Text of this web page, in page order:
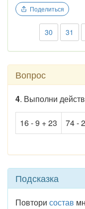
Поделиться
30 31
Вопрос
4. Выполни
16 - 9 + 23 74 -
Подсказка
Повтори состав